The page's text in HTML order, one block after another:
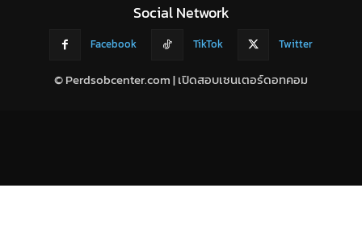
Social Network
Facebook TikTok Twitter
© Perdsobcenter.com | เปิดสอบเซนเตอร์ดอทคอม